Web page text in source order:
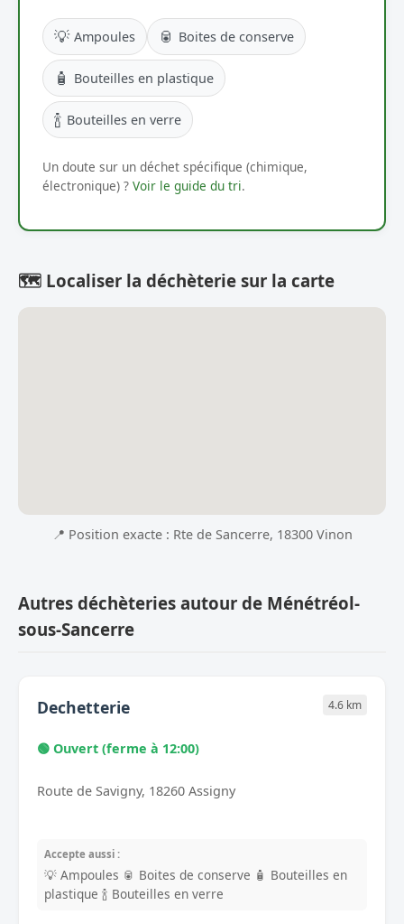
💡 Ampoules 🥫 Boites de conserve
🧴 Bouteilles en plastique
🍾 Bouteilles en verre
Un doute sur un déchet spécifique (chimique,
électronique) ? Voir le guide du tri.
🗺️ Localiser la déchèterie sur la carte
📍 Position exacte : Rte de Sancerre, 18300 Vinon
Autres déchèteries autour de Ménétréol-
sous-Sancerre
Dechetterie 4.6 km
🟢 Ouvert (ferme à 12:00)
Route de Savigny, 18260 Assigny
Accepte aussi :
💡 Ampoules 🥫 Boites de conserve 🧴 Bouteilles en
plastique 🍾 Bouteilles en verre